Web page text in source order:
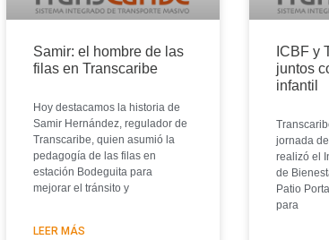
Samir: el hombre de las
filas en Transcaribe
Hoy destacamos la historia de
Samir Hernández, regulador de
Transcaribe, quien asumió la
pedagogía de las filas en
estación Bodeguita para
mejorar el tránsito y
LEER MÁS
ICBF y
juntos
infantil
jornada
realizó el
de
Patio
para